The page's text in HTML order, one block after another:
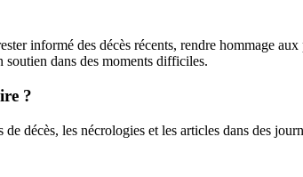
informé des décès récents, rendre hommage
soutien dans des moments difficiles.
?
décès, les nécrologies et les articles dans des